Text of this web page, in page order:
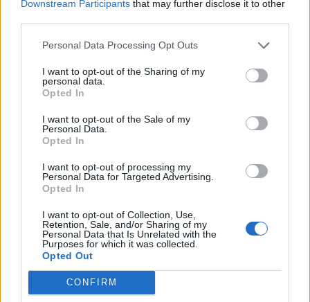
Downstream Participants that may further disclose it to other
Personal Data Processing Opt Outs
I want to opt-out of the Sharing of my
personal data.
Opted In
I want to opt-out of the Sale of my
Personal Data.
Opted In
I want to opt-out of processing my
Personal Data for Targeted Advertising.
Opted In
I want to opt-out of Collection, Use,
Retention, Sale, and/or Sharing of my
Personal Data that Is Unrelated with the
Purposes for which it was collected.
Opted Out
CONFIRM